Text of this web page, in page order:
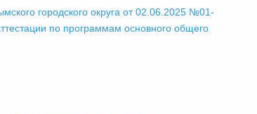
городского округа от 02.06.2025 №01-
по программам основного общего